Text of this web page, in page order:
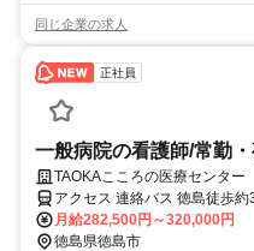
同じ企業の求人
正社員
一般病院の看護師/常勤・
TAOKAこころの医療センター
アクセス 連絡バス 徳島徒歩
Ｒ高徳線/ＪＲ徳島線 徳島徒歩
月給282,500円～320,000円
徳島県徳島市